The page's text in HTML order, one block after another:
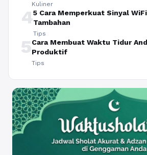
Kuliner
45 Cara Memperkuat Sinyal
Tambahan
Tips
5Cara Membuat Waktu Tidur
Produktif
Tips